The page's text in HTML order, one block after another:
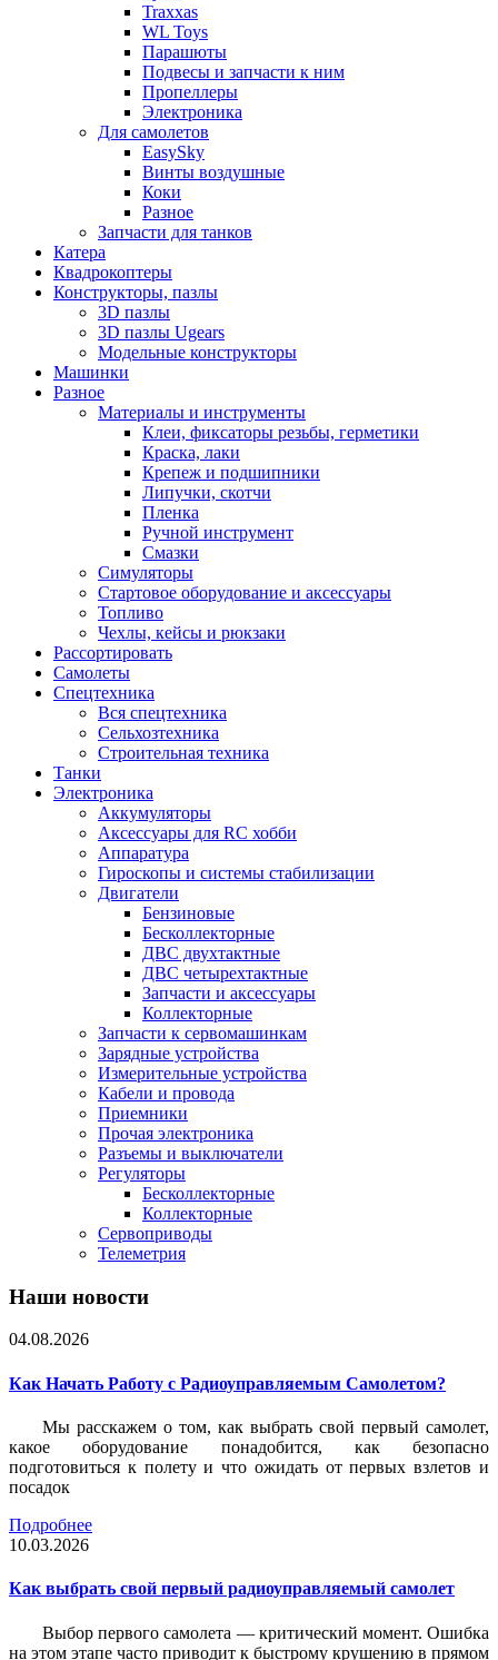
Traxxas
WL Toys
Парашюты
Подвесы и запчасти к ним
Пропеллеры
Электроника
Для самолетов
EasySky
Винты воздушные
Коки
Разное
Запчасти для танков
Катера
Квадрокоптеры
Конструкторы, пазлы
3D пазлы
3D пазлы Ugears
Модельные конструкторы
Машинки
Разное
Материалы и инструменты
Клеи, фиксаторы резьбы, герметики
Краска, лаки
Крепеж и подшипники
Липучки, скотчи
Пленка
Ручной инструмент
Смазки
Симуляторы
Стартовое оборудование и аксессуары
Топливо
Чехлы, кейсы и рюкзаки
Рассортировать
Самолеты
Спецтехника
Вся спецтехника
Сельхозтехника
Строительная техника
Танки
Электроника
Аккумуляторы
Аксессуары для RC хобби
Аппаратура
Гироскопы и системы стабилизации
Двигатели
Бензиновые
Бесколлекторные
ДВС двухтактные
ДВС четырехтактные
Запчасти и аксессуары
Коллекторные
Запчасти к сервомашинкам
Зарядные устройства
Измерительные устройства
Кабели и провода
Приемники
Прочая электроника
Разъемы и выключатели
Регуляторы
Бесколлекторные
Коллекторные
Сервоприводы
Телеметрия
Наши новости
04.08.2026
Как Начать Работу с Радиоуправляемым Самолетом?
Мы расскажем о том, как выбрать свой первый самолет,
какое оборудование понадобится, как безопасно
подготовиться к полету и что ожидать от первых взлетов и
посадок
Подробнее
10.03.2026
Как выбрать свой первый радиоуправляемый самолет
Выбор первого самолета — критический момент. Ошибка
на этом этапе часто приводит к быстрому крушению в прямом